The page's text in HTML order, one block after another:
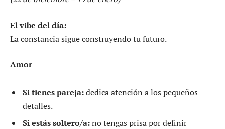
El vibe del día:
La constancia sigue construyendo tu futuro.
Amor
Si tienes pareja:dedica atención a los pequeños
detalles.
Si estás soltero/a:no tengas prisa por definir